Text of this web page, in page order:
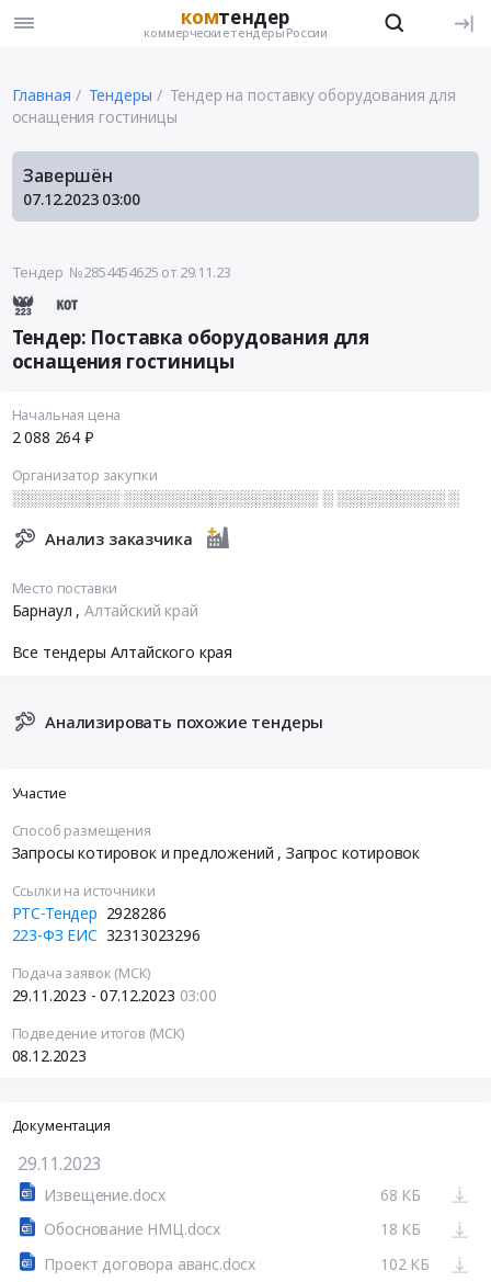
комтендер
коммерческие тендеры России
Главная Тендеры
Тендер на поставку оборудования для
оснащения гостиницы
Завершён
07.12.2023 03:00
Тендер №2854454625 от 29.11.23
Тендер: Поставка оборудования для
оснащения гостиницы
Начальная цена
2 088 264 ₽
Организатор закупки
░░░░░░░░░░ ░░░░░░░░░░░░░░░░░░ ░ ░░░░░░░░░░ ░
Анализ заказчика
Место поставки
Барнаул , Алтайский край
Все тендеры Алтайского края
Анализировать похожие тендеры
Участие
Способ размещения
Запросы котировок и предложений , Запрос котировок
Ссылки на источники
РТС-Тендер 2928286
223-ФЗ ЕИС 32313023296
Подача заявок (МСК)
29.11.2023 - 07.12.2023 03:00
Подведение итогов (МСК)
08.12.2023
Документация
29.11.2023
Извещение.docx
68 КБ
Обоснование НМЦ.docx
18 КБ
Проект договора аванс.docx
102 КБ